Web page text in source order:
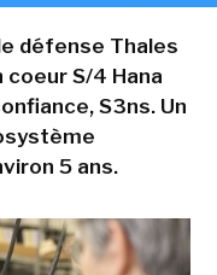
défense Thales
coeur S/4 Hana
S3ns. Un
5 ans.